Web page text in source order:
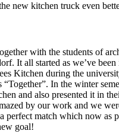
new kitchen truck even
with the students of
It all started as we’ve
Kitchen during the
In the winter
and also presented it in
by our work and we
perfect match which now as
goal!